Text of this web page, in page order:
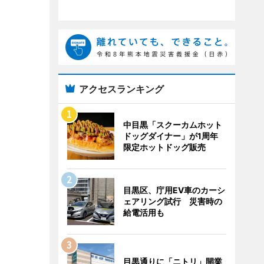
アクセスランキング
中目黒「スクーカムホット
ドッグダイナー」が1周年
限定ホットドッグ販売
目黒区、庁用EV車のカーシ
ェアリング試行 災害時の
給電活用も
目黒通りに「ニトリ」開業